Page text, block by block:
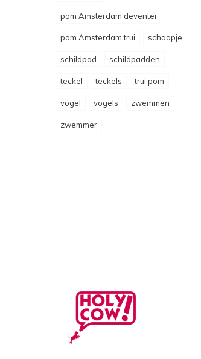
pom Amsterdam deventer
pom Amsterdam trui schaapje
schildpad schildpadden
teckel teckels trui pom
vogel vogels zwemmen
zwemmer